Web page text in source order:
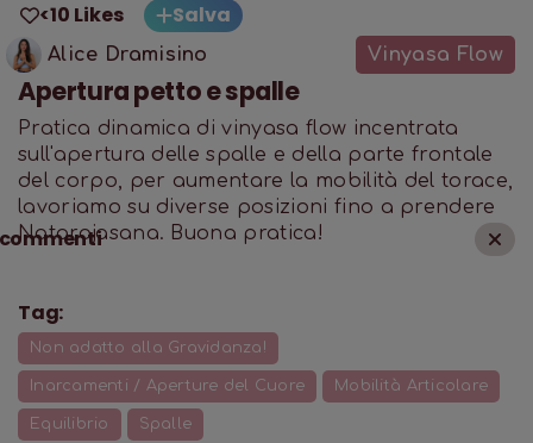
<10 Likes Salva
Alice Dramisino Vinyasa Flow
Apertura petto e spalle
Pratica dinamica di vinyasa flow incentrata
sull'apertura delle spalle e della parte frontale
del corpo, per aumentare la mobilità del torace,
lavoriamo su diverse posizioni fino a prendere
Natarajasana. Buona pratica!
Tag:
Non adatto alla Gravidanza!
Inarcamenti / Aperture del Cuore Mobilità Articolare
Equilibrio Spalle